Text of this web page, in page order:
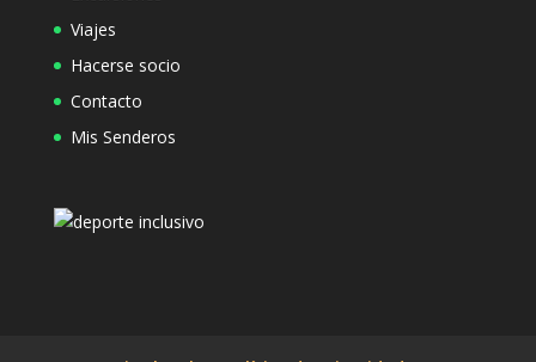
Viajes
Hacerse socio
Contacto
Mis Senderos